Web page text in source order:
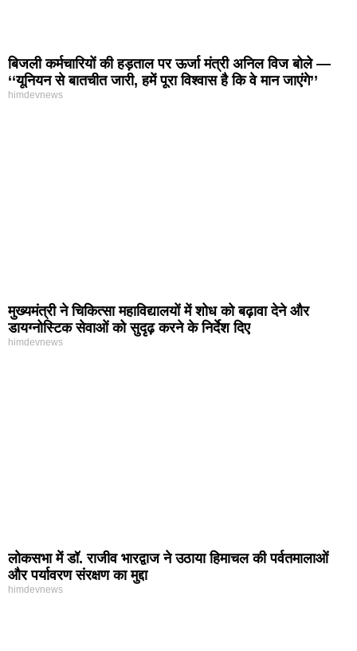
बिजली कर्मचारियों की हड़ताल पर ऊर्जा मंत्री अनिल विज बोले —
‘‘यूनियन से बातचीत जारी, हमें पूरा विश्वास है कि वे मान जाएंगे’’
himdevnews
मुख्यमंत्री ने चिकित्सा महाविद्यालयों में शोध को बढ़ावा देने और
डायग्नोस्टिक सेवाओं को सुदृढ़ करने के निर्देश दिए
himdevnews
लोकसभा में डॉ. राजीव भारद्वाज ने उठाया हिमाचल की पर्वतमालाओं
और पर्यावरण संरक्षण का मुद्दा
himdevnews